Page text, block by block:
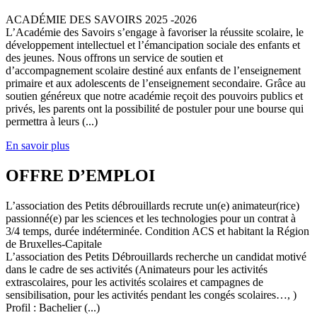
ACADÉMIE DES SAVOIRS 2025 -2026
L’Académie des Savoirs s’engage à favoriser la réussite scolaire, le
développement intellectuel et l’émancipation sociale des enfants et
des jeunes. Nous offrons un service de soutien et
d’accompagnement scolaire destiné aux enfants de l’enseignement
primaire et aux adolescents de l’enseignement secondaire. Grâce au
soutien généreux que notre académie reçoit des pouvoirs publics et
privés, les parents ont la possibilité de postuler pour une bourse qui
permettra à leurs (...)
En savoir plus
OFFRE D’EMPLOI
L’association des Petits débrouillards recrute un(e) animateur(rice)
passionné(e) par les sciences et les technologies pour un contrat à
3/4 temps, durée indéterminée. Condition ACS et habitant la Région
de Bruxelles-Capitale
L’association des Petits Débrouillards recherche un candidat motivé
dans le cadre de ses activités (Animateurs pour les activités
extrascolaires, pour les activités scolaires et campagnes de
sensibilisation, pour les activités pendant les congés scolaires…, )
Profil : Bachelier (...)